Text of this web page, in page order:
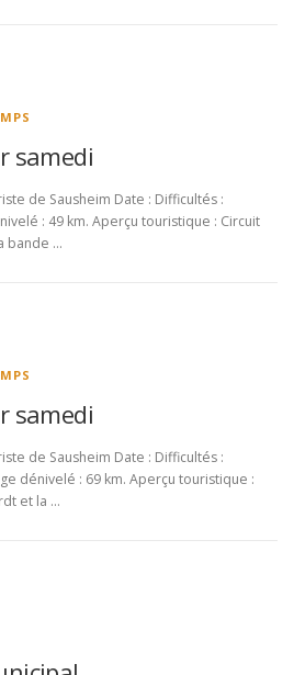
samedi
de Sausheim Date : Difficultés :
: 49 km. Aperçu touristique : Circuit
bande …
samedi
de Sausheim Date : Difficultés :
dénivelé : 69 km. Aperçu touristique :
et la …